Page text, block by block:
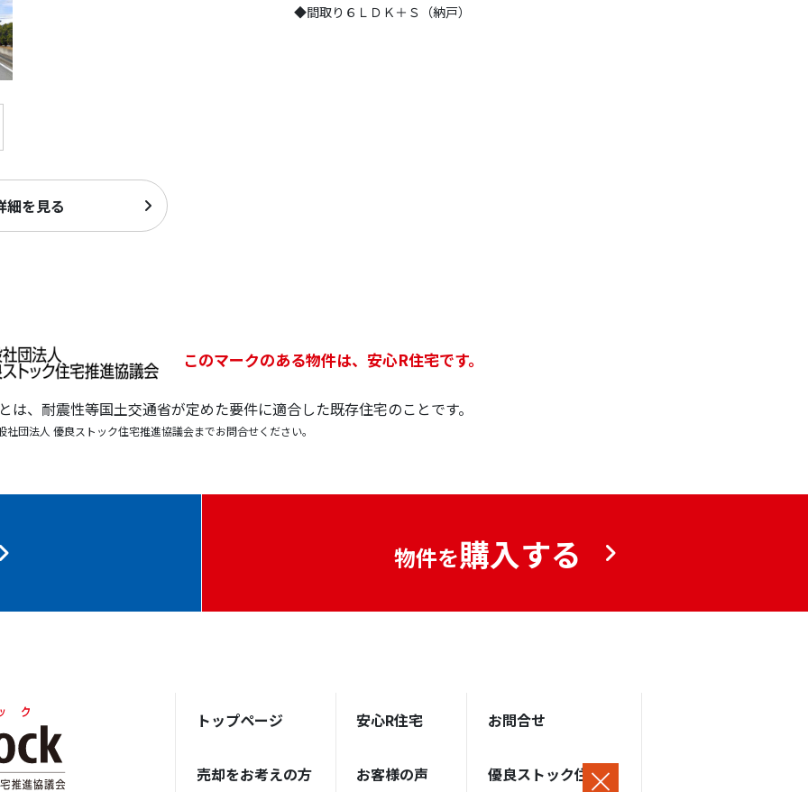
細を見る
◆間取り６ＬＤＫ＋Ｓ（納戸）
このマークのある物件は、安心R住宅です。
は、耐震性等国土交通省が定めた要件に適合した既存住宅のことです。
団法人 優良ストック住宅推進協議会までお問合せください。
物件を購入する
トップページ
売却をお考えの方
安心R住宅
お客様の声
お問合せ
優良ストック住宅